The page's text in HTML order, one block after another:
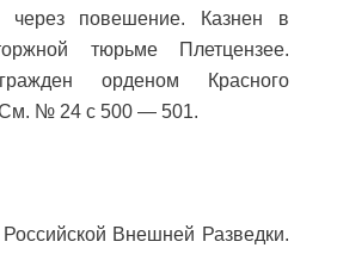
через повешение. Казнен в
тюрьме Плетцензее.
орденом Красного
№ 24 с 500 — 501.
Внешней Разведки.